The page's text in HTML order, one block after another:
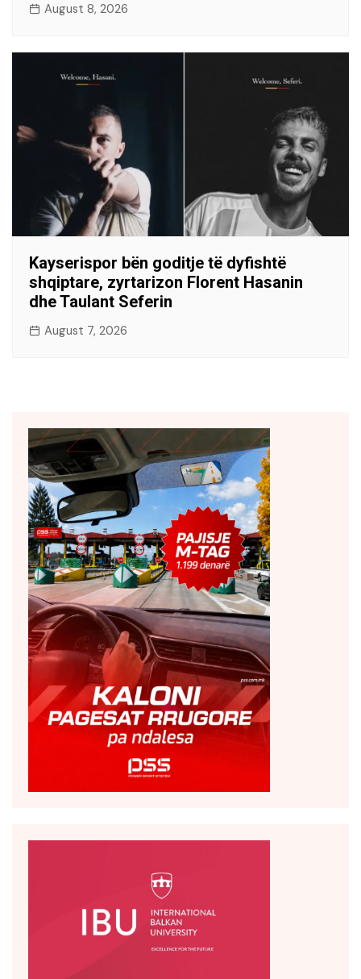
August 8, 2026
Kayserispor bën goditje të dyfishtë
shqiptare, zyrtarizon Florent Hasanin
dhe Taulant Seferin
August 7, 2026